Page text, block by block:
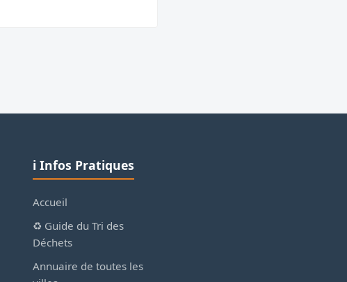
ℹ️ Infos Pratiques
Accueil
♻️ Guide du Tri des
Déchets
Annuaire de toutes les